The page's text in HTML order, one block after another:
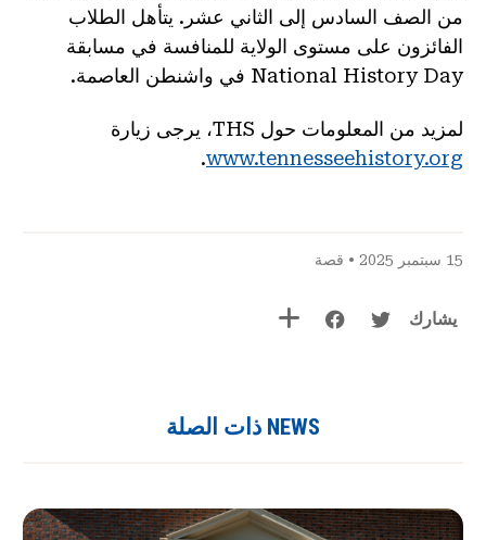
من الصف السادس إلى الثاني عشر. يتأهل الطلاب
الفائزون على مستوى الولاية للمنافسة في مسابقة
National History Day في واشنطن العاصمة.
لمزيد من المعلومات حول THS، يرجى زيارة
www.tennesseehistory.org
.
15 سبتمبر 2025 • قصة
يشارك
NEWS ذات الصلة